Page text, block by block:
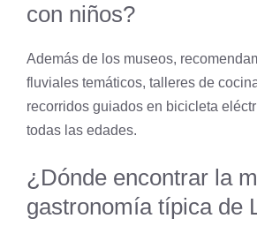
con niños?
Además de los museos,
fluviales temáticos, talleres de
recorridos guiados en bicicleta
todas las edades.
¿Dónde encontrar la
gastronomía típica de